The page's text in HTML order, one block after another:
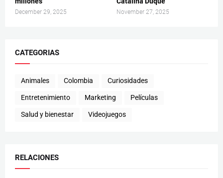
December 29, 2025 November 27, 2025
CATEGORIAS
Animales Colombia Curiosidades
Entretenimiento Marketing Películas
Salud y bienestar Videojuegos
RELACIONES